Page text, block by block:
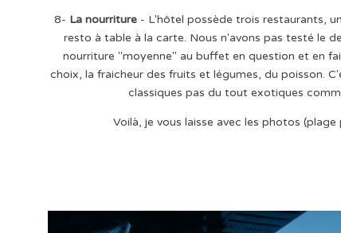
8- La nourriture - L'hôtel possède trois restaurants,
resto à table à la carte. Nous n'avons pas testé le
nourriture "moyenne" au buffet en question et en
choix, la fraicheur des fruits et légumes, du poisson.
classiques pas du tout exotiques
Voilà, je vous laisse avec les photos